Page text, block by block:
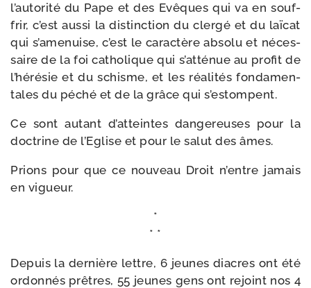
l’autorité du Pape et des Evêques qui va en souf­
frir, c’est aus­si la dis­tinc­tion du cler­gé et du laï­cat
qui s’amenuise, c’est le carac­tère abso­lu et néces­
saire de la foi catho­lique qui s’atténue au pro­fit de
l’hérésie et du schisme, et les réa­li­tés fon­da­men­
tales du péché et de la grâce qui s’estompent.
Ce sont autant d’atteintes dan­ge­reuses pour la
doc­trine de l’Eglise et pour le salut des âmes.
Prions pour que ce nou­veau Droit n’entre jamais
en vigueur.
*
* *
Depuis la der­nière lettre, 6 jeunes diacres ont été
ordon­nés prêtres, 55 jeunes gens ont rejoint nos 4